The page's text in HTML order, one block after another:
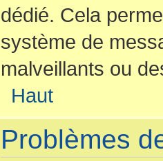
dédié. Cela
système de
malveillants ou
Haut
Problèmes